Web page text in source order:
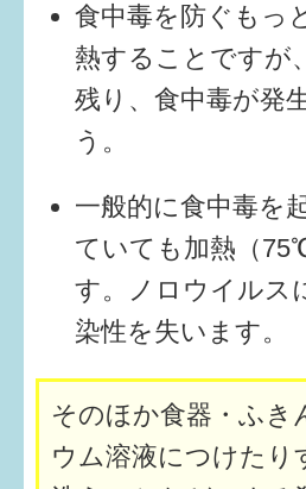
食中毒を防ぐもっ
熱することですが
残り、食中毒が発
う。
一般的に食中毒を
ていても加熱（
す。ノロウイルス
染性を失います。
そのほか食器・ふき
ウム溶液につけたり
みんなの知恵袋
子育て情報誌「ほっ
食育
福井市図書館オスス
お出かけ情報
病気・けが 基本情報
ワンポイント英会話
ソーシャルメディア